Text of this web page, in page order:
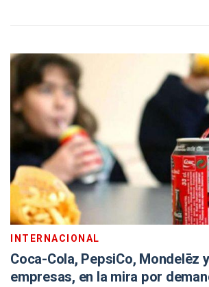
INTERNACIONAL
Coca-Cola, PepsiCo, Mondelēz
empresas, en la mira por